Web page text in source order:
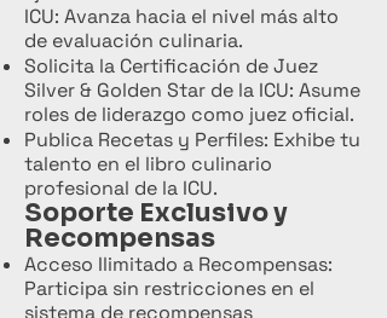
ICU: Avanza hacia el nivel más alto
de evaluación culinaria.
Solicita la Certificación de Juez
Silver & Golden Star de la ICU: Asume
roles de liderazgo como juez oficial.
Publica Recetas y Perfiles: Exhibe tu
talento en el libro culinario
profesional de la ICU.
Soporte Exclusivo y
Recompensas
Acceso Ilimitado a Recompensas:
Participa sin restricciones en el
sistema de recompensas